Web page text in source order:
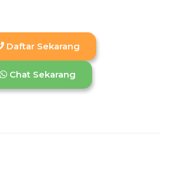
Daftar Sekarang
Chat Sekarang